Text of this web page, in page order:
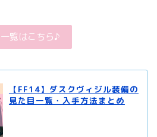
覧はこちら♪
【FF14】ダスクヴィジル装備の
見た目一覧・入手方法まとめ